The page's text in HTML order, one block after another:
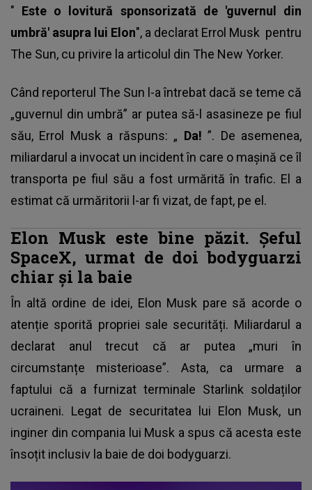
" Este o lovitură sponsorizată de 'guvernul din
umbră' asupra lui Elon", a declarat Errol Musk pentru
The Sun, cu privire la articolul din The New Yorker.
Când reporterul The Sun l-a întrebat dacă se teme că
„guvernul din umbră” ar putea să-l asasineze pe fiul
său, Errol Musk a răspuns: „ Da!”. De asemenea,
miliardarul a invocat un incident în care o mașină ce îl
transporta pe fiul său a fost urmărită în trafic. El a
estimat că urmăritorii l-ar fi vizat, de fapt, pe el.
Elon Musk este bine păzit. Șeful
SpaceX, urmat de doi bodyguarzi
chiar și la baie
În altă ordine de idei, Elon Musk pare să acorde o
atenție sporită propriei sale securități. Miliardarul a
declarat anul trecut că ar putea „muri în
circumstanțe misterioase”. Asta, ca urmare a
faptului că a furnizat terminale Starlink soldaților
ucraineni. Legat de securitatea lui Elon Musk, un
inginer din compania lui Musk a spus că acesta este
însoțit inclusiv la baie de doi bodyguarzi.